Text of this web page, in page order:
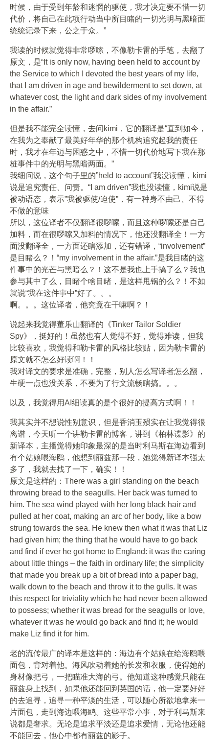
时候，由于受到年龄和迷惘的驱使，我才决定要不惜一切
代价，将自己在此项行动当中所目睹的一切光明与黑暗面
统统记录下来，公之于众。”
我读的时候就觉得非常啰嗦，不像勒卡雷的手笔，去翻了
原文，是“It is only now, having been held to account by
the Service to which I devoted the best years of my life,
that I am driven in age and bewilderment to set down, at
whatever cost, the light and dark sides of my involvement
in the affair.”
但是我不能完全读懂，去问kimi，它的翻译是“直到如今，
在我为之奉献了最美好年华的那个机构追究起我的责任
时，我才在年迈与困惑之中，不惜一切代价地写下我在那
桩事件中的光明与黑暗两面。”
我细问说，这个句子里的”held to account”我没读懂，kimi
说是追究责任、问责。“I am driven”我也没读懂，kimi说是
被动语态，表示”我被驱使/迫使”，有一种身不由己、不得
不做的意味
所以，这位译者不仅翻译很啰嗦，而且这种啰嗦还是自己
加料，而在很啰嗦又加料的情况下，他还没翻译全！一方
面没翻译全，一方面还瞎添加，还有错译，“involvement”
是目睹么？！“my involvement in the affair.”是我目睹的这
件事中的光芒与黑暗么？！这不是我也上手搞了么？我也
参与其中了么，目睹个啥目睹，是这样甩锅的么？！不如
就说“我在这件事中”好了。。。
啊。。。这位译者，他究竟在干嘛啊？！
说起来我觉得董乐山翻译的《Tinker Tailor Soldier
Spy》，挺好的！虽然也有人觉得不好，觉得难读，但我
比较喜欢，我觉得和勒卡雷的风格比较贴，因为勒卡雷的
原文就不怎么好读啊！！
我对译文的要求是准确，完整，别人怎么写译者怎么翻，
生硬一点也没关系，不要为了行文流畅瞎搞。。。
以及，我觉得用AI细读真的是个很好的提高方式啊！！
我其实并不想说性别意识，但是香消玉殒实在让我觉得很
离谱，今天听一个讲勒卡雷的博客，讲到《柏林谍影》的
新译本，主播觉得她印象最深的是当时利马斯在海边看到
有个姑娘喂海鸥，他想到丽兹那一段，她觉得新译本强太
多了，我就去找了一下，确实！！
原文是这样的：There was a girl standing on the beach
throwing bread to the seagulls. Her back was turned to
him. The sea wind played with her long black hair and
pulled at her coat, making an arc of her body, like a bow
strung towards the sea. He knew then what it was that Liz
had given him; the thing that he would have to go back
and find if ever he got home to England: it was the caring
about little things – the faith in ordinary life; the simplicity
that made you break up a bit of bread into a paper bag,
walk down to the beach and throw it to the gulls. It was
this respect for triviality which he had never been allowed
to possess; whether it was bread for the seagulls or love,
whatever it was he would go back and find it; he would
make Liz find it for him.
老的流传最广的译本是这样的：海边有个姑娘在给海鸥喂
面包，背对着他。海风吹动着她的长发和衣服，使得她的
身材像把弓，一把瞄准大海的弓。他知道这种感觉只能在
丽兹身上找到，如果他还能回到英国的话，他一定要好好
的去追寻，追寻一种平淡的生活，可以随心所欲地拿来一
片面包，走到海边喂海鸥。这些平常小事，对于利马斯来
说都是奢求。无论是追求平淡还是追求爱情，无论他还能
不能回去，他心中都有丽兹的影子。